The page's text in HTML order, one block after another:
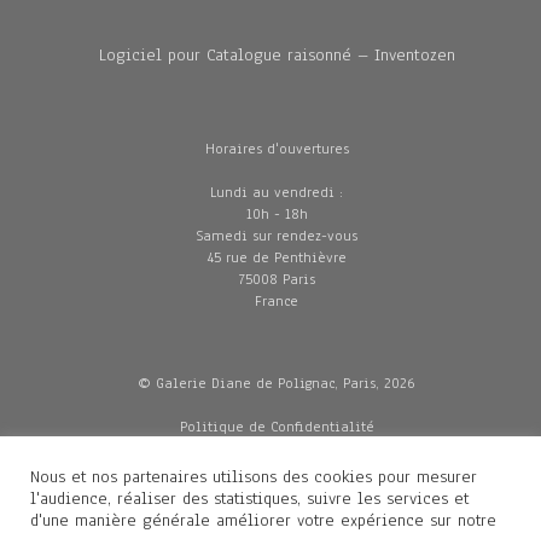
Logiciel pour Catalogue raisonné – Inventozen
Horaires d'ouvertures
Lundi au vendredi :
10h - 18h
Samedi sur rendez-vous
45 rue de Penthièvre
75008 Paris
France
© Galerie Diane de Polignac, Paris, 2026
Politique de Confidentialité
Mentions légales
Livraisons
Nous et nos partenaires utilisons des cookies pour mesurer
l'audience, réaliser des statistiques, suivre les services et
d'une manière générale améliorer votre expérience sur notre